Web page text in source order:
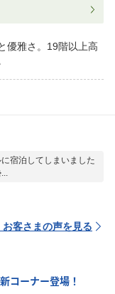
優雅さ。19階以上高
宿泊してしまいました
客さまの声を見る
コーナー登場！